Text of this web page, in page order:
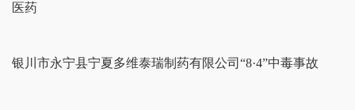
医药
银川市永宁县宁夏多维泰瑞制药有限公司“8·4”中毒事故